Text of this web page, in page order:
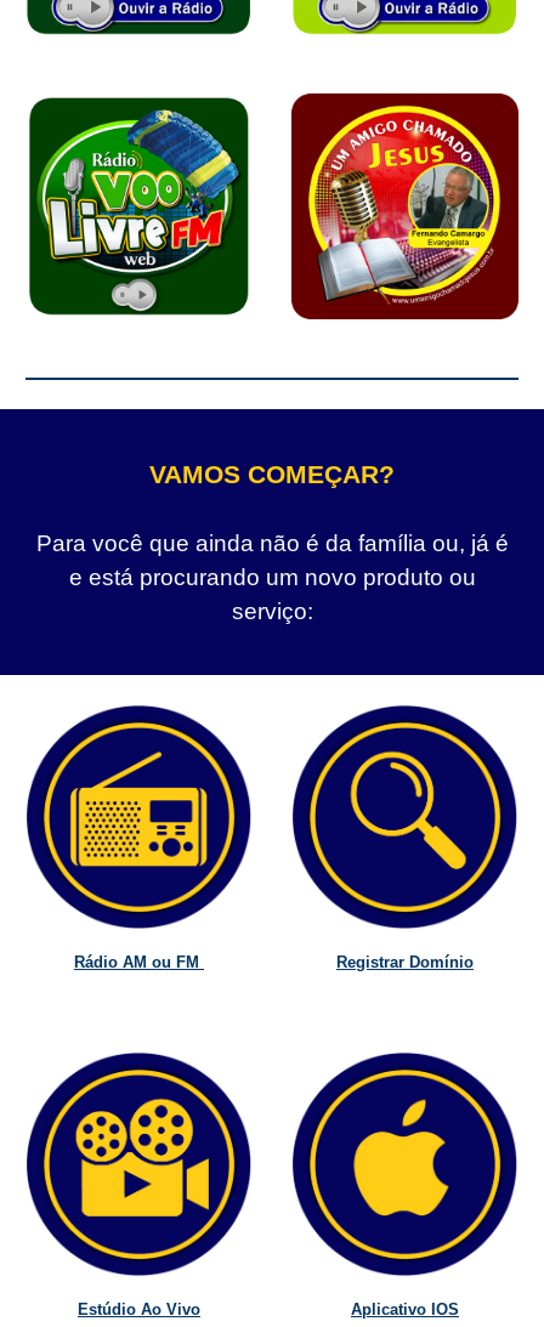
VAMOS COMEÇAR?
Para você que ainda não é da família ou, já é
e está procurando um novo produto ou
serviço:
Rádio AM ou FM Registrar Domínio
Estúdio Ao Vivo Aplicativo IOS